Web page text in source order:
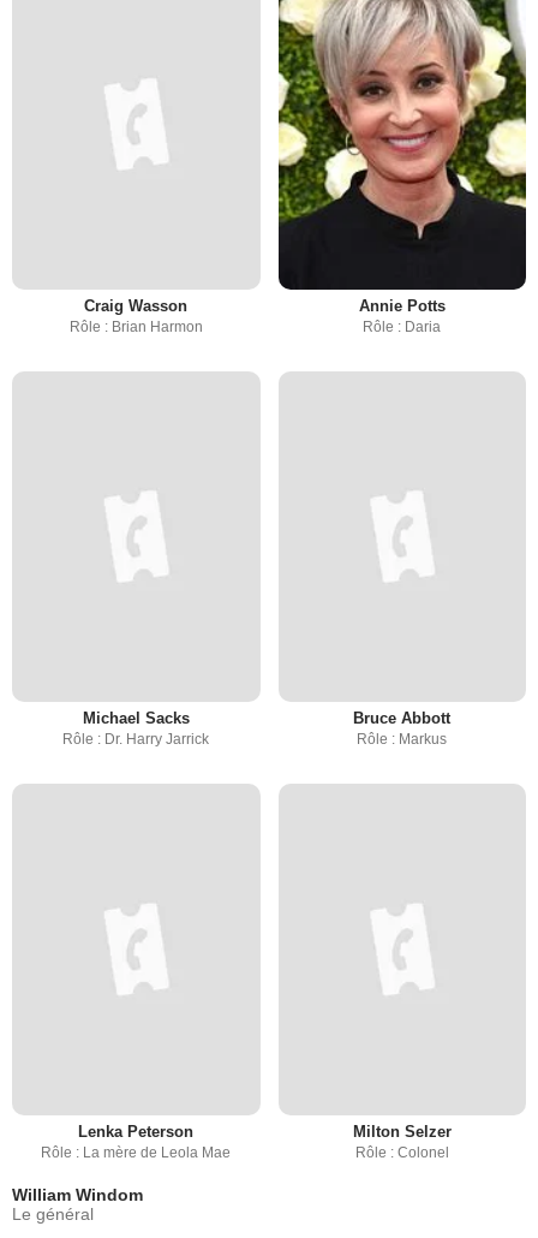
Craig Wasson
Rôle : Brian Harmon
Annie Potts
Rôle : Daria
Michael Sacks
Rôle : Dr. Harry Jarrick
Bruce Abbott
Rôle : Markus
Lenka Peterson
Rôle : La mère de Leola Mae
Milton Selzer
Rôle : Colonel
William Windom
Le général